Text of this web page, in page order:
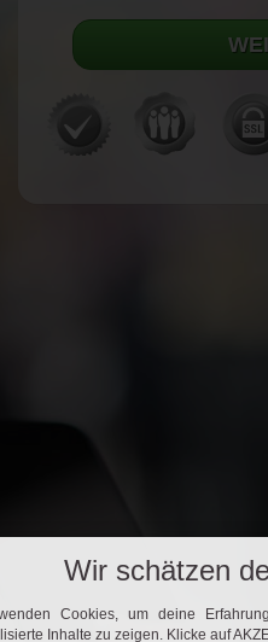
Wir schätzen
Cookies, um deine
Inhalte zu zeigen. Klicke auf